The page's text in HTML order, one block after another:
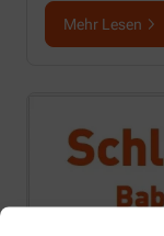
Mehr Lesen